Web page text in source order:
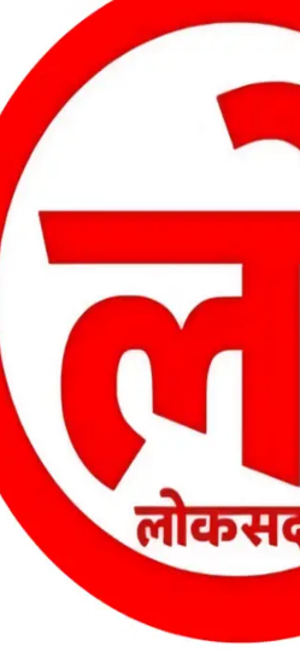
चेयरमैन ने बुलाई बैठक, बिजली कर्मियों की
पर खारंग में एकदिवसीय प्रशिक्षण, जनपद
के प्रभावी क्रियान्वयन की बारीकियां
जागरूकता कार्यक्रम आयोजित, प्रतिभावान
का चपरासी गिरफ्तार